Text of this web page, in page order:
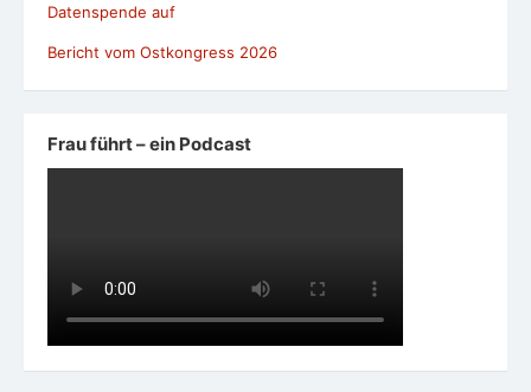
Datenspende auf
Bericht vom Ostkongress 2026
Frau führt – ein Podcast